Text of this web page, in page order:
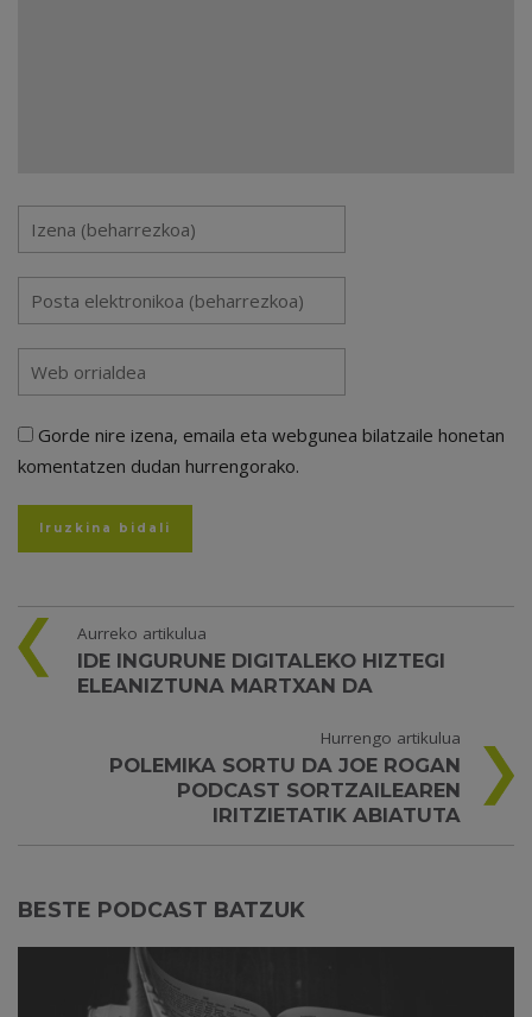
Gorde nire izena, emaila eta webgunea bilatzaile honetan
komentatzen dudan hurrengorako.
Aurreko artikulua
IDE INGURUNE DIGITALEKO HIZTEGI
ELEANIZTUNA MARTXAN DA
Hurrengo artikulua
POLEMIKA SORTU DA JOE ROGAN
PODCAST SORTZAILEAREN
IRITZIETATIK ABIATUTA
BESTE PODCAST BATZUK